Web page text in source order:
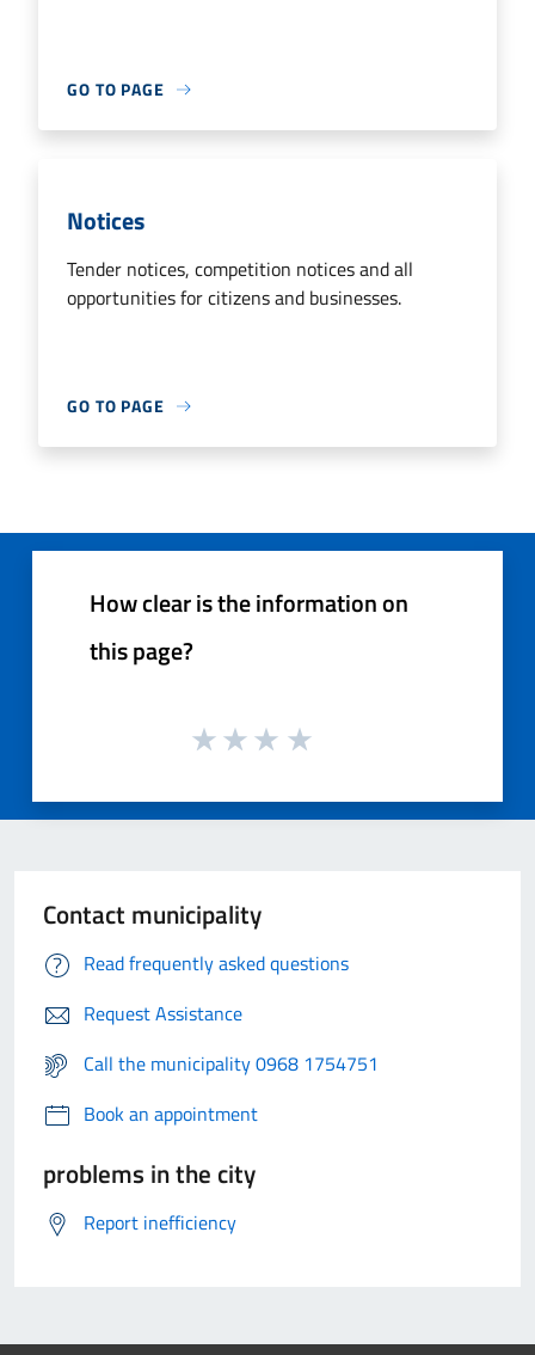
GO TO PAGE
Notices
Tender notices, competition notices and all
opportunities for citizens and businesses.
GO TO PAGE
How clear is the information on
this page?
Contact municipality
Read frequently asked questions
Request Assistance
Call the municipality 0968 1754751
Book an appointment
problems in the city
Report inefficiency